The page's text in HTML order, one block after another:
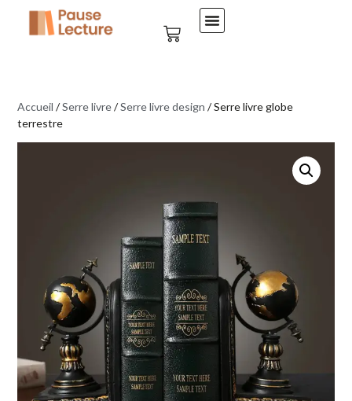
Accueil /Serre livre/Serre livre design / Serre livre globe
terrestre